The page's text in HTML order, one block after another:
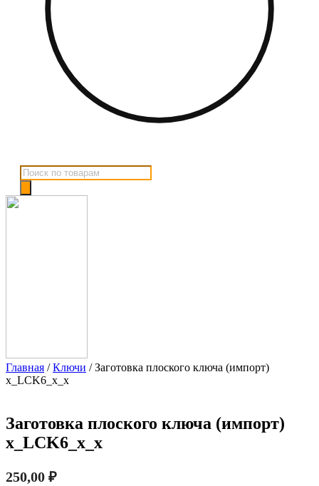
Поиск
товаров
Главная /Ключи / Заготовка плоского ключа (импорт)
x_LCK6_x_x
Заготовка плоского ключа (импорт)
x_LCK6_x_x
250,00 ₽